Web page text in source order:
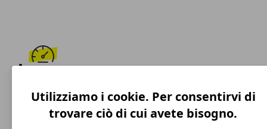
Utilizziamo i cookie. Per consentirvi di
trovare ciò di cui avete bisogno.